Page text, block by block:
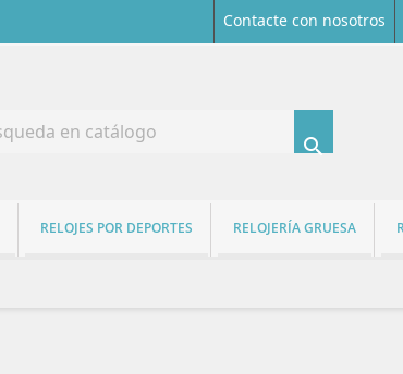
Contacte con nosotros

RELOJES POR DEPORTES RELOJERÍA GRUESA